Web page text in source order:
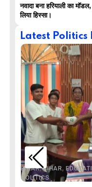
नवादा बना हरियाली का
लिया हिस्सा।
Latest Politics
BIHAR,BIHAR,
POLITICS